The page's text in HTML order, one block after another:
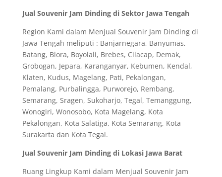
Jual Souvenir Jam Dinding di Sektor Jawa Tengah
Region Kami dalam Menjual Souvenir Jam Dinding di
Jawa Tengah meliputi : Banjarnegara, Banyumas,
Batang, Blora, Boyolali, Brebes, Cilacap, Demak,
Grobogan, Jepara, Karanganyar, Kebumen, Kendal,
Klaten, Kudus, Magelang, Pati, Pekalongan,
Pemalang, Purbalingga, Purworejo, Rembang,
Semarang, Sragen, Sukoharjo, Tegal, Temanggung,
Wonogiri, Wonosobo, Kota Magelang, Kota
Pekalongan, Kota Salatiga, Kota Semarang, Kota
Surakarta dan Kota Tegal.
Jual Souvenir Jam Dinding di Lokasi Jawa Barat
Ruang Lingkup Kami dalam Menjual Souvenir Jam